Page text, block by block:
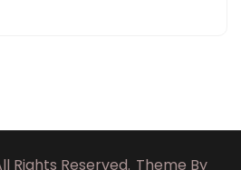
Rights Reserved. Theme By